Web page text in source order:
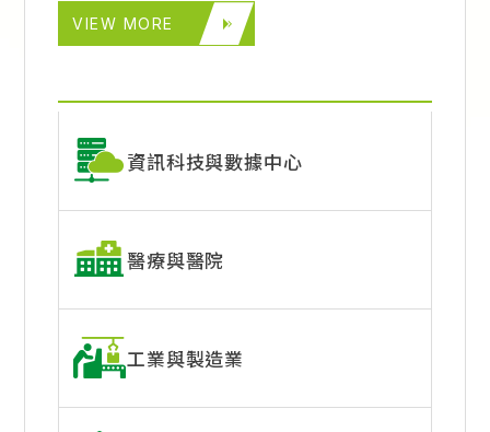
VIEW MORE
資訊科技與數據中心
醫療與醫院
工業與製造業